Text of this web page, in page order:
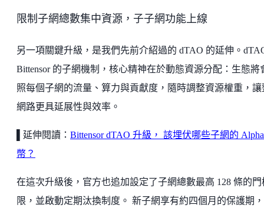
限制子網總數集中資源，子子網功能上線
另一項關鍵升級，是我們先前介紹過的 dTAO 的延伸。
Bittensor 的子網機制，核心精神在於動態資源分配：生態將
照每個子網的流量、算力與貢獻度，隨時調整資源權重，讓
網路更具延展性與效率。
▌延伸閱讀： Bittensor dTAO 升級， 該埋伏哪些子網的
幣？
在這次升級後，官方也追加設定了子網總數最高 128 條的門
限，並啟動定期汰換制度。 新子網享有約四個月的保護期